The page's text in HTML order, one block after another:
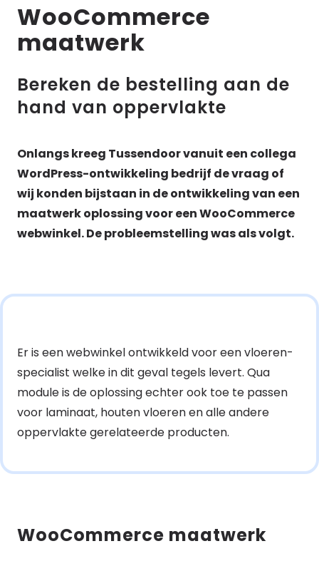
WooCommerce
maatwerk
Bereken de bestelling aan de
hand van oppervlakte
Onlangs kreeg Tussendoor vanuit een collega
WordPress-ontwikkeling bedrijf de vraag of
wij konden bijstaan in de ontwikkeling van een
maatwerk oplossing voor een WooCommerce
webwinkel. De probleemstelling was als volgt.
Er is een webwinkel ontwikkeld voor een vloeren-
specialist welke in dit geval tegels levert. Qua
module is de oplossing echter ook toe te passen
voor laminaat, houten vloeren en alle andere
oppervlakte gerelateerde producten.
WooCommerce maatwerk